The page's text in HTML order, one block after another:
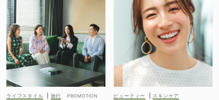
ライフスタイル
旅行
ビューティー スキンケア